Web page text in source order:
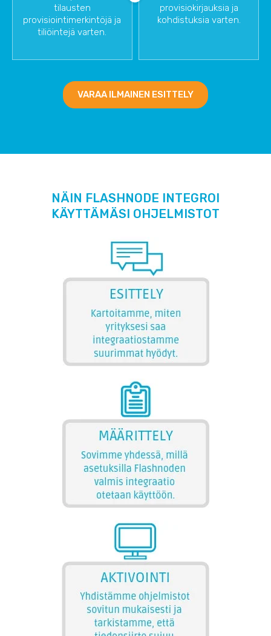
tilausten
provisiointimerkintöjä ja
tiliöintejä varten.
provisiokirjauksia ja
kohdistuksia varten.
VARAA ILMAINEN ESITTELY
NÄIN FLASHNODE INTEGROI
KÄYTTÄMÄSI OHJELMISTOT